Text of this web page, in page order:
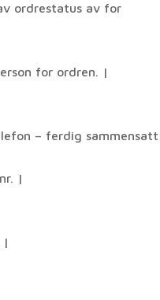
ordrestatus av for
for ordren. |
– ferdig sammensatt
|
|